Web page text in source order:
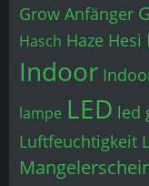
Grow Anfänger
Hasch Haze Hesi
Indoor
lampe LED led
Luftfeuchtigkeit